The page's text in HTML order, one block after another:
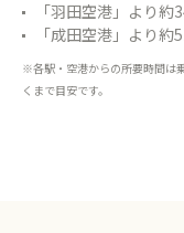
「羽田空港」より約
「成田空港」より約
※各駅・空港からの所要時間は
くまで目安です。